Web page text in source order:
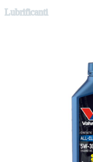
Lubrificanti